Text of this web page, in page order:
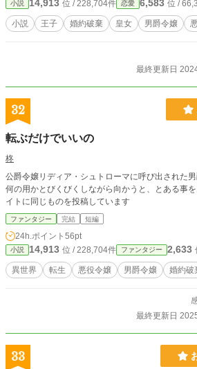
小説 14,913 位 / 228,704件 恋愛 6,583 位 /
小説 王子 婚約破棄 皇女 男爵令嬢
最終更新日
32
転ぶだけでいいの
柊
公爵令嬢リディア・シュトローマに呼び出された
何の用かとびくびくしながら向かうと、とある
イトに同じものを投稿しています
ファンタジー 完結 短編
24h.ポイント 56pt
小説 14,913 位 / 228,704件 ファンタジー 2,633
異世界 転生 悪役令嬢 男爵令嬢 婚約破
最終更新日
33